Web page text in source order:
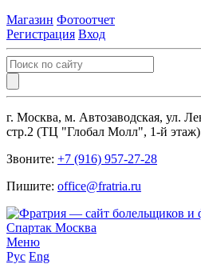
Магазин Фотоотчет
Регистрация Вход
г. Москва, м. Автозаводская, ул.
стр.2 (ТЦ "Глобал Молл", 1-й этаж)
Звоните: +7 (916) 957-27-28
Пишите: office@fratria.ru
Меню
Рус Eng